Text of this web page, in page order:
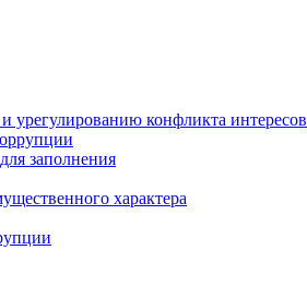
конфликта интересов
заполнения
характера